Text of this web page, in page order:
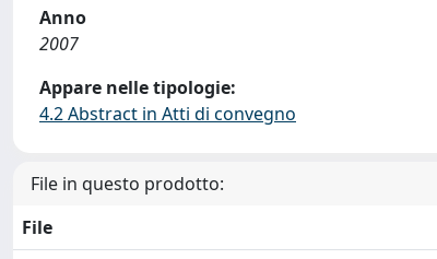
Anno
2007
Appare nelle tipologie:
4.2 Abstract in Atti di convegno
File in questo prodotto:
File